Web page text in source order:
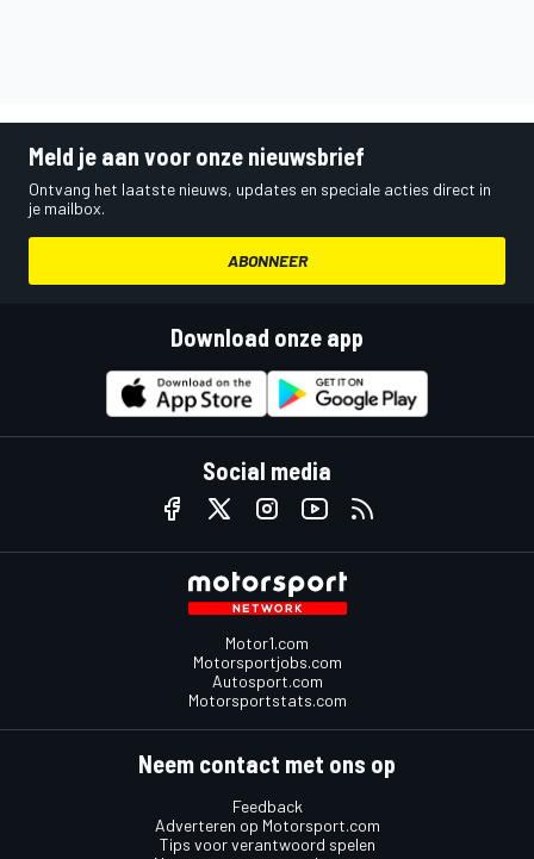
Meld je aan voor onze nieuwsbrief
Ontvang het laatste nieuws, updates en speciale acties direct in
je mailbox.
ABONNEER
Download onze app
Social media
Motor1.com
Motorsportjobs.com
Autosport.com
Motorsportstats.com
Neem contact met ons op
Feedback
Adverteren op Motorsport.com
Tips voor verantwoord spelen